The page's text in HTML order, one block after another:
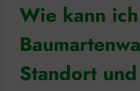
Wie kann
Standort